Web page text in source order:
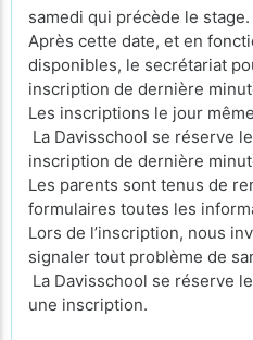
samedi qui précède le stage.
Après cette date, et en
disponibles, le secrétariat
inscription de dernière
Les inscriptions le jour
La Davisschool se réserve
inscription de dernière
Les parents sont tenus de
formulaires toutes les
Lors de l’inscription, nous
signaler tout problème de
La Davisschool se réserve
une inscription.